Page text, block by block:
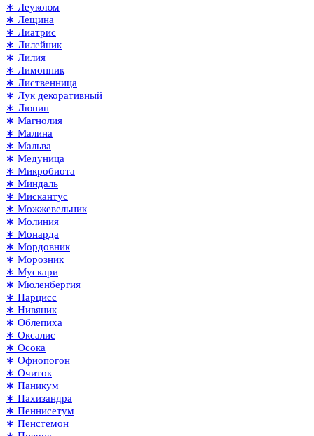
∗ Леукоюм
∗ Лещина
∗ Лиатрис
∗ Лилейник
∗ Лилия
∗ Лимонник
∗ Лиственница
∗ Лук декоративный
∗ Люпин
∗ Магнолия
∗ Малина
∗ Мальва
∗ Медуница
∗ Микробиота
∗ Миндаль
∗ Мискантус
∗ Можжевельник
∗ Молиния
∗ Монарда
∗ Мордовник
∗ Морозник
∗ Мускари
∗ Мюленбергия
∗ Нарцисс
∗ Нивяник
∗ Облепиха
∗ Оксалис
∗ Осока
∗ Офиопогон
∗ Очиток
∗ Паникум
∗ Пахизандра
∗ Пеннисетум
∗ Пенстемон